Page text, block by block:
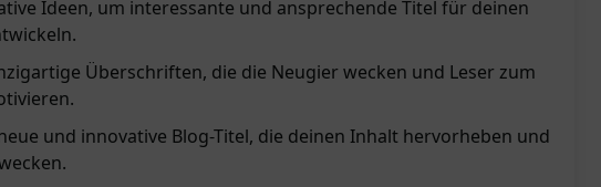
Ideen, um interessante und ansprechende Titel für deinen
Überschriften, die die Neugier wecken und Leser zum
und innovative Blog-Titel, die deinen Inhalt hervorheben und